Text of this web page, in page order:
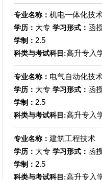
专业名称： 机电一体化技
学历： 大专 学习形式： 函
学制： 2.5
科类与考试科目:高升专入
专业名称： 电气自动化技
学历： 大专 学习形式： 函
学制： 2.5
科类与考试科目:高升专入
专业名称： 建筑工程技术
学历： 大专 学习形式： 函
学制： 2.5
科类与考试科目:高升专入